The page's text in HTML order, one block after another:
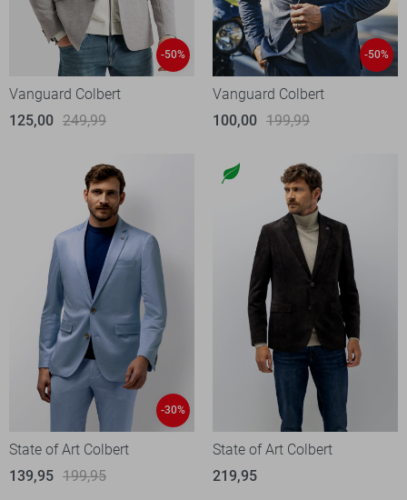
-50%
Vanguard Colbert
125,00 249,99
-50%
Vanguard Colbert
100,00 199,99
-30%
State of Art Colbert
139,95 199,95
State of Art Colbert
219,95